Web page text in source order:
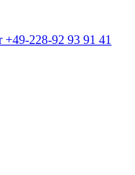
228-92 93 91 41